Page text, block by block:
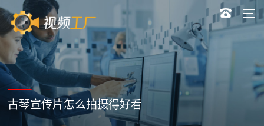
古琴宣传片怎么拍摄得好看